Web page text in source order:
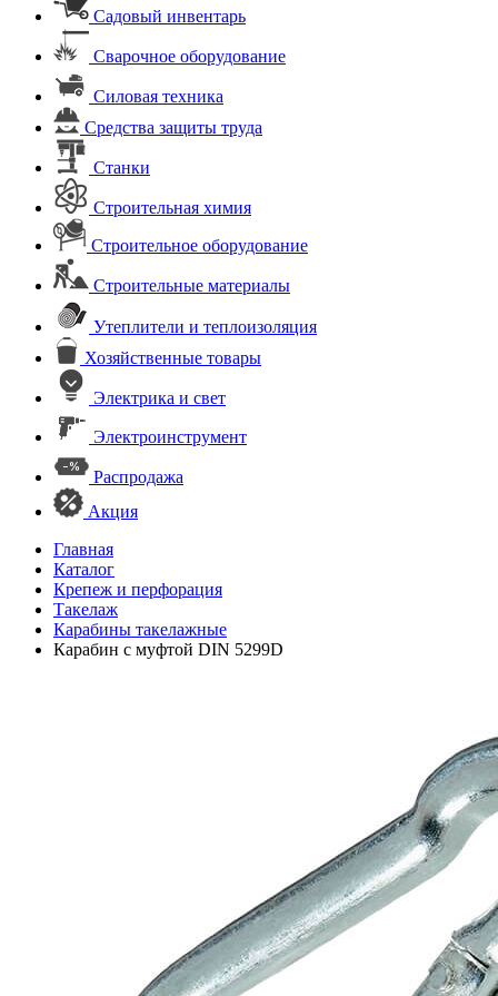
Садовый инвентарь
Сварочное оборудование
Силовая техника
Средства защиты труда
Станки
Строительная химия
Строительное оборудование
Строительные материалы
Утеплители и теплоизоляция
Хозяйственные товары
Электрика и свет
Электроинструмент
Распродажа
Акция
Главная
Каталог
Крепеж и перфорация
Такелаж
Карабины такелажные
Карабин с муфтой DIN 5299D